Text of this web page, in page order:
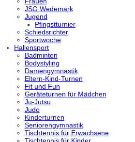
JSG Wedemark
Jugend
Pfingstturnier
Schiedsrichter
Sportwoche
Hallensport
Badminton
Bodystyling
Damengymnastik
Eltern-Kind-Turnen
Fit und Fun
Geräteturnen für Mädchen
Ju-Jutsu
Judo
Kinderturnen
Seniorengymnastik
Tischtennis für Erwachsene